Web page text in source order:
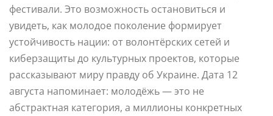
фестивали. Это возможность остановиться и
увидеть, как молодое поколение формирует
устойчивость нации: от волонтёрских сетей и
киберзащиты до культурных проектов, которые
рассказывают миру правду об Украине. Дата 12
августа напоминает: молодёжь — это не
абстрактная категория, а миллионы конкретных